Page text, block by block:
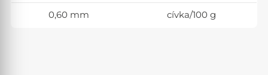
0,60 mm cívka/100 g